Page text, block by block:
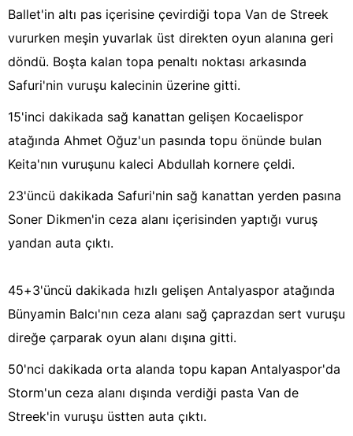
Ballet'in altı pas içerisine çevirdiği topa Van de Streek
vururken meşin yuvarlak üst direkten oyun alanına geri
döndü. Boşta kalan topa penaltı noktası arkasında
Safuri'nin vuruşu kalecinin üzerine gitti.
15'inci dakikada sağ kanattan gelişen Kocaelispor
atağında Ahmet Oğuz'un pasında topu önünde bulan
Keita'nın vuruşunu kaleci Abdullah kornere çeldi.
23'üncü dakikada Safuri'nin sağ kanattan yerden pasına
Soner Dikmen'in ceza alanı içerisinden yaptığı vuruş
yandan auta çıktı.
45+3'üncü dakikada hızlı gelişen Antalyaspor atağında
Bünyamin Balcı'nın ceza alanı sağ çaprazdan sert vuruşu
direğe çarparak oyun alanı dışına gitti.
50'nci dakikada orta alanda topu kapan Antalyaspor'da
Storm'un ceza alanı dışında verdiği pasta Van de
Streek'in vuruşu üstten auta çıktı.